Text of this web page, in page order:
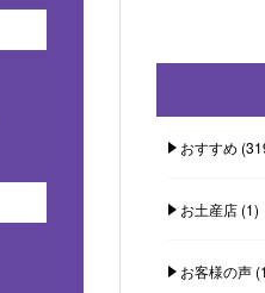
おすすめ
お土産店(1)
お客様の声